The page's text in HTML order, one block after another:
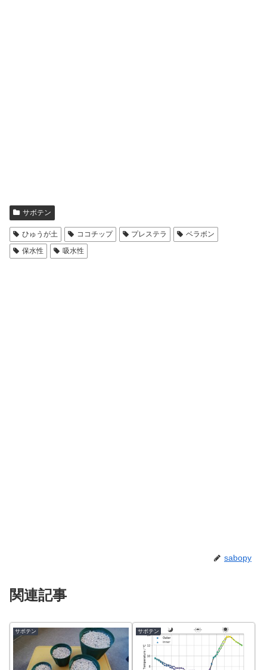
サボテン
ひゅうが土 ココチップ プレステラ
ベラボン
保水性
吸水性
sabopy
関連記事
サボテン サボテン